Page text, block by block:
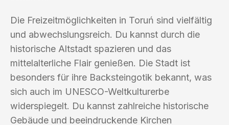
Die Freizeitmöglichkeiten in Toruń sind vielfältig
und abwechslungsreich. Du kannst durch die
historische Altstadt spazieren und das
mittelalterliche Flair genießen. Die Stadt ist
besonders für ihre Backsteingotik bekannt, was
sich auch im UNESCO-Weltkulturerbe
widerspiegelt. Du kannst zahlreiche historische
Gebäude und beeindruckende Kirchen